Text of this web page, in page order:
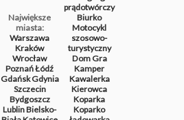
Największe
miasta:
Warszawa
Kraków
Wrocław
PoznańŁódź
GdańskGdynia
Szczecin
Bydgoszcz
LublinBielsko-
prądotwórczy
Biurko
Motocykl
szosowo-
turystyczny
DomGra
Kamper
Kawalerka
Kierowca
Koparka
Koparko